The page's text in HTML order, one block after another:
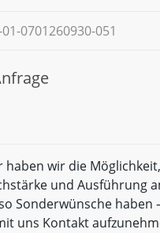
0701260930-051
haben wir die
und Ausführung
Sonderwünsche haben
uns Kontakt